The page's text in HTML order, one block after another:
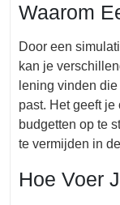
Waarom
Door een
kan je
lening vinden
past. Het geeft
budgetten op te
te vermijden in
Hoe Voer